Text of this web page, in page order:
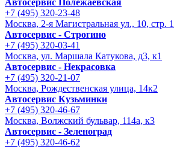
+7 (495) 320-23-48
Москва, 2-я Магистральная ул., 10, стр. 1
Автосервис - Строгино
+7 (495) 320-03-41
Москва, ул. Маршала Катукова, д3, к1
Автосервис - Некрасовка
+7 (495) 320-21-07
Москва, Рождественская улица, 14к2
Автосервис Кузьминки
+7 (495) 320-46-67
Москва, Волжский бульвар, 114а, к3
Автосервис - Зеленоград
+7 (495) 320-46-62